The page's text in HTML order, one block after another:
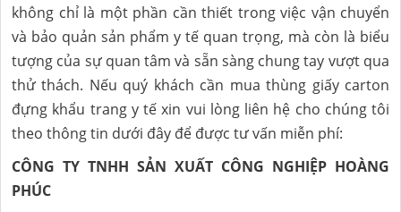
không chỉ là một phần cần thiết trong việc vận chuyển
và bảo quản sản phẩm y tế quan trọng, mà còn là biểu
tượng của sự quan tâm và sẵn sàng chung tay vượt qua
thử thách. Nếu quý khách cần mua thùng giấy carton
đựng khẩu trang y tế xin vui lòng liên hệ cho chúng tôi
theo thông tin dưới đây để được tư vấn miễn phí:
CÔNG TY TNHH SẢN XUẤT CÔNG NGHIỆP HOÀNG
PHÚC